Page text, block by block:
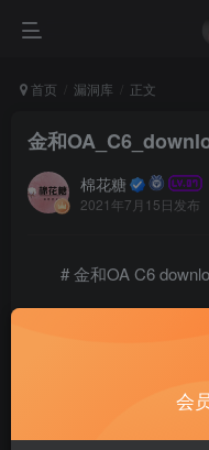
首页 漏洞库 正文
金和
棉花糖
2021年7月15日发布
# 金和OA C6
攻击者通过漏洞可以获
会